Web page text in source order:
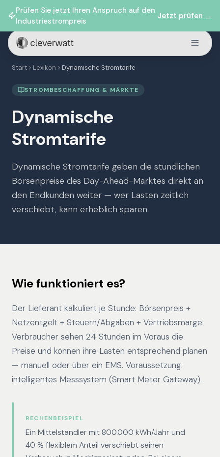
Prüfen Sie jetzt Ihren Anspruch auf den
Industriestrompreis
Jetzt prüfen →
Start Lexikon Dynamische Stromtarife
STROMBESCHAFFUNG & MÄRKTE
Dynamische
Stromtarife
Dynamische Stromtarife geben die stündlichen
Börsenpreise des Day-Ahead-Marktes direkt an
den Endkunden weiter — wer Lasten zeitlich
verschiebt, kann erheblich sparen.
Wie funktioniert es?
Der Lieferant kalkuliert je Stunde: Börsenpreis +
Netzentgelt + Steuern/Abgaben + Vertriebsmarge.
Verbraucher sehen 24 Stunden im Voraus die
Preise und können ihre Lasten entsprechend planen
— manuell oder über ein EMS. Voraussetzung:
intelligentes Messsystem (Smart Meter Gateway).
RECHENBEISPIEL
Ein Mittelständler mit 800.000 kWh/Jahr und
40 % flexiblem Anteil verschiebt seinen